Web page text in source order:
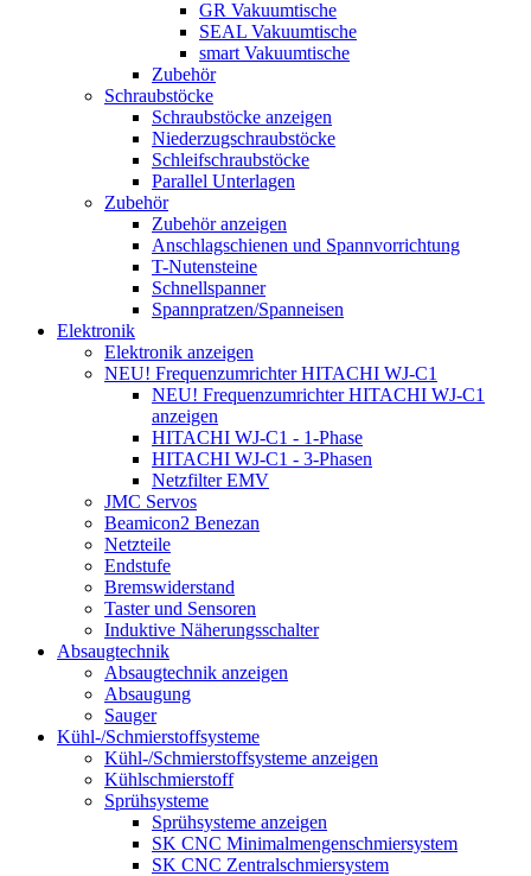
GR Vakuumtische
SEAL Vakuumtische
smart Vakuumtische
Zubehör
Schraubstöcke
Schraubstöcke anzeigen
Niederzugschraubstöcke
Schleifschraubstöcke
Parallel Unterlagen
Zubehör
Zubehör anzeigen
Anschlagschienen und Spannvorrichtung
T-Nutensteine
Schnellspanner
Spannpratzen/Spanneisen
Elektronik
Elektronik anzeigen
NEU! Frequenzumrichter HITACHI WJ-C1
NEU! Frequenzumrichter HITACHI WJ-C1
anzeigen
HITACHI WJ-C1 - 1-Phase
HITACHI WJ-C1 - 3-Phasen
Netzfilter EMV
JMC Servos
Beamicon2 Benezan
Netzteile
Endstufe
Bremswiderstand
Taster und Sensoren
Induktive Näherungsschalter
Absaugtechnik
Absaugtechnik anzeigen
Absaugung
Sauger
Kühl-/Schmierstoffsysteme
Kühl-/Schmierstoffsysteme anzeigen
Kühlschmierstoff
Sprühsysteme
Sprühsysteme anzeigen
SK CNC Minimalmengenschmiersystem
SK CNC Zentralschmiersystem